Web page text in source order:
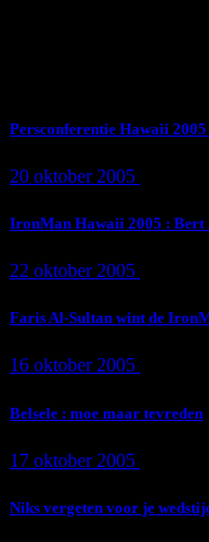
Persconferentie Hawaii
20 oktober 2005
IronMan Hawaii 2005 : Bert
22 oktober 2005
Faris Al-Sultan wint de
16 oktober 2005
Belsele : moe maar tevreden
17 oktober 2005
Niks vergeten voor je